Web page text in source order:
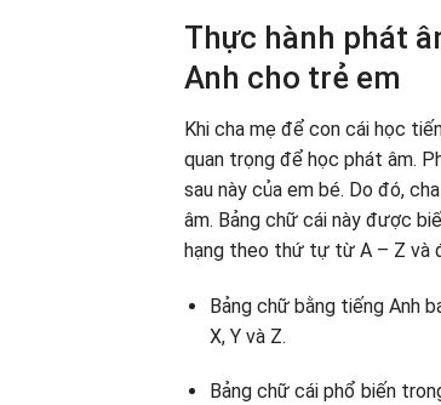
Phần kết luận
Thực hành phát
Anh cho trẻ em
Khi cha mẹ để con cái học
quan trọng để học phát âm.
sau này của em bé. Do đó,
âm. Bảng chữ cái này được
hạng theo thứ tự từ A – Z và
Bảng chữ bằng tiếng Anh
X, Y và Z.
Bảng chữ cái phổ biến trong